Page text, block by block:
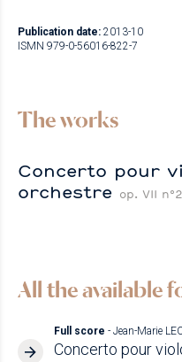
Publication date: 2013-10
ISMN 979-0-56016-822-7
The works
Concerto pour
orchestre op. VII n°2
All the available
Full score - Jean-Marie
Concerto pour